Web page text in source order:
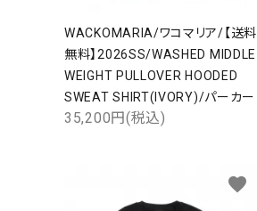
WACKOMARIA/ワコマリア/【送料
無料】2026SS/WASHED MIDDLE
WEIGHT PULLOVER HOODED
SWEAT SHIRT(IVORY)/パーカー
35,200円(税込)
favorite